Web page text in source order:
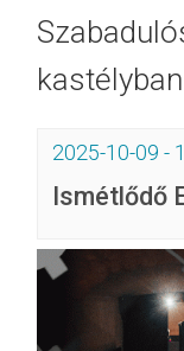
kastélyban
2025-10-09 -
Ismétlődő